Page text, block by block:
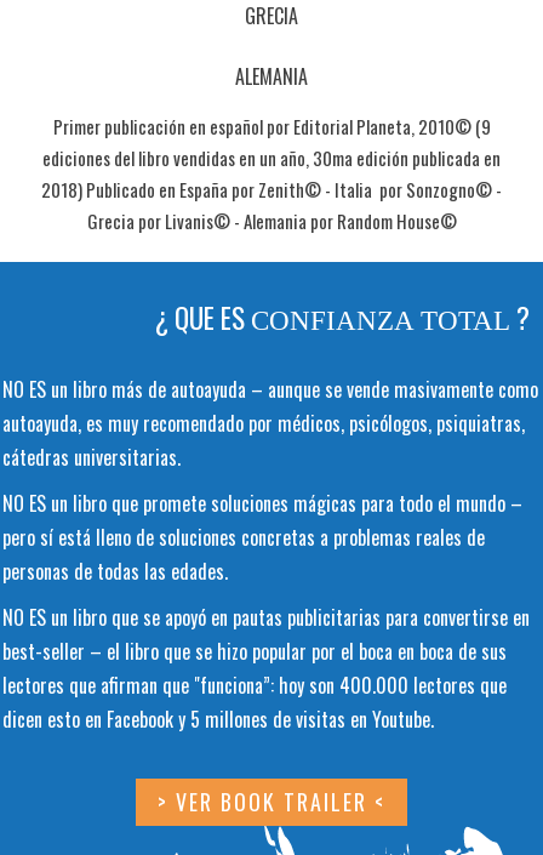
GRECIA
ALEMANIA
Primer publicación en español por Editorial Planeta, 2010© (9
ediciones del libro vendidas en un año, 30ma edición publicada en
2018) Publicado en España por Zenith© - Italia por Sonzogno© -
Grecia por Livanis© - Alemania por Random House©
¿ QUE ES CONFIANZA TOTAL ?
NO ES un libro más de autoayuda – aunque se vende masivamente como
autoayuda, es muy recomendado por médicos, psicólogos, psiquiatras,
cátedras universitarias.
NO ES un libro que promete soluciones mágicas para todo el mundo –
pero sí está lleno de soluciones concretas a problemas reales de
personas de todas las edades.
NO ES un libro que se apoyó en pautas publicitarias para convertirse en
best-seller – el libro que se hizo popular por el boca en boca de sus
lectores que afirman que "funciona”: hoy son 400.000 lectores que
dicen esto en Facebook y 5 millones de visitas en Youtube.
> VER BOOK TRAILER <